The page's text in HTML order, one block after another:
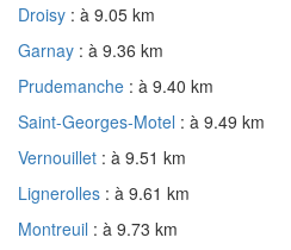
Droisy : à 9.05 km
Garnay : à 9.36 km
Prudemanche : à 9.40 km
Saint-Georges-Motel : à 9.49 km
Vernouillet : à 9.51 km
Lignerolles : à 9.61 km
Montreuil : à 9.73 km